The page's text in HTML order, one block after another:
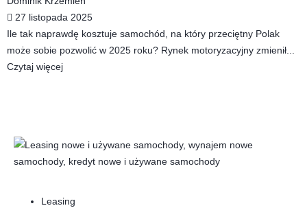
27 listopada 2025
Ile tak naprawdę kosztuje samochód, na który przeciętny Polak
może sobie pozwolić w 2025 roku? Rynek motoryzacyjny zmienił...
Czytaj więcej
Leasing